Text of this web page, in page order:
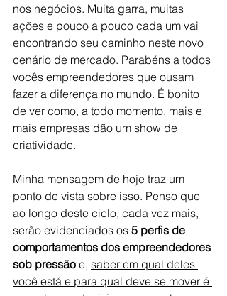
nos negócios. Muita garra, muitas
ações e pouco a pouco cada um vai
encontrando seu caminho neste novo
cenário de mercado. Parabéns a todos
vocês empreendedores que ousam
fazer a diferença no mundo. É bonito
de ver como, a todo momento, mais e
mais empresas dão um show de
criatividade.
Minha mensagem de hoje traz um
ponto de vista sobre isso. Penso que
ao longo deste ciclo, cada vez mais,
serão evidenciados os 5 perfis de
comportamentos dos empreendedores
sob pressão e, saber em qual deles
você está e para qual deve se mover é